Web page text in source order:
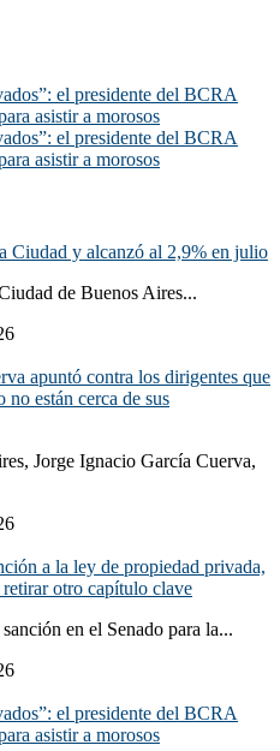
el presidente del BCRA
asistir a morosos
el presidente del BCRA
asistir a morosos
Ciudad y alcanzó al 2,9% en julio
de Buenos Aires...
apuntó contra los dirigentes que
no están cerca de sus
Jorge Ignacio García Cuerva,
a la ley de propiedad privada,
otro capítulo clave
en el Senado para la...
el presidente del BCRA
asistir a morosos